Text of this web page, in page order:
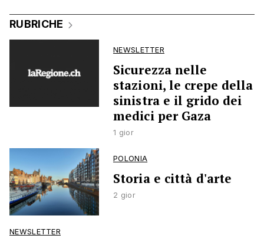
RUBRICHE
NEWSLETTER
Sicurezza nelle
stazioni, le crepe della
sinistra e il grido dei
medici per Gaza
1 gior
POLONIA
Storia e città d'arte
2 gior
NEWSLETTER